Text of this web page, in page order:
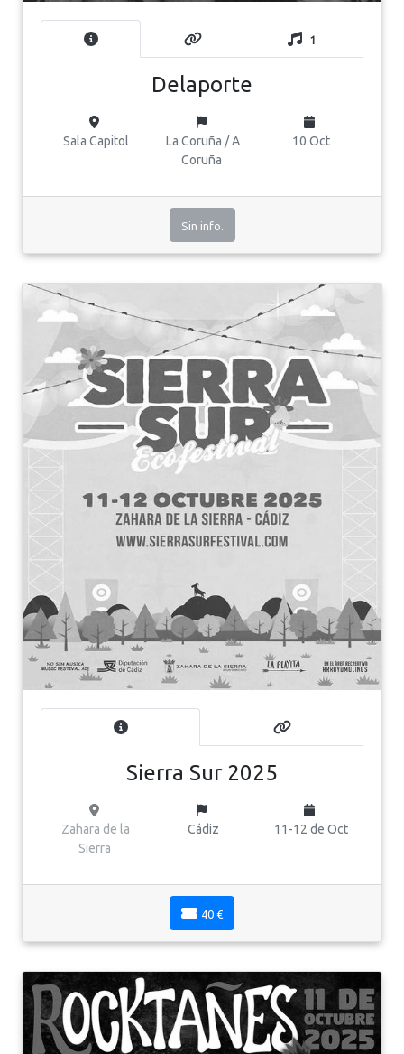
1
Delaporte
Sala Capitol
La Coruña / A
Coruña
10 Oct
Sin info.
Sierra Sur 2025
Zahara de la
Sierra
Cádiz 11-12 de Oct
40 €